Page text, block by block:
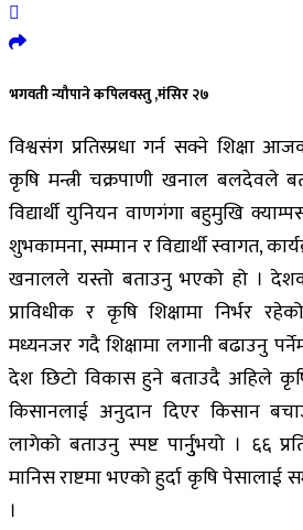
भगवती न्यौपाने कपिलवस्तु ,मंसिर २७
विश्वसंग प्रतिस्प्रधा गर्न सक्ने शिक्षा
कृषि मन्त्री चक्रपाणी खनाल बलदेवले
विद्यार्थी युनियन वाणगंगा बहुमुखि
शुभकामना, सम्मान र विद्यार्थी स्वागत,
खनालले यस्तो बताउनु भएको हो ।
प्राविधीक र कृषि शिक्षामा निर्भर
मध्यनजर गदै शिक्षामा लगानी बढाउनु
देश छिटो विकास हुने बताउदै अहिले
किसानलाई अनुदान दिएर किसान
लागेको बताउनु स्पष्ट पार्नुुभयो । ६६
मानिस राष्टमा भएको हुर्दा कृषि पेसालाई
।